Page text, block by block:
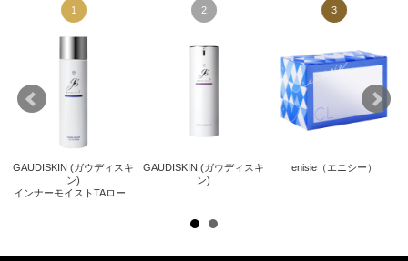
1
GAUDISKIN (ガウディスキ
ン)
インナーモイストTAロー...
2
GAUDISKIN (ガウディスキ
ン)
3
enisie（エニシー）